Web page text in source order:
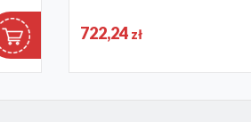
6623-510-39
722,24 zł